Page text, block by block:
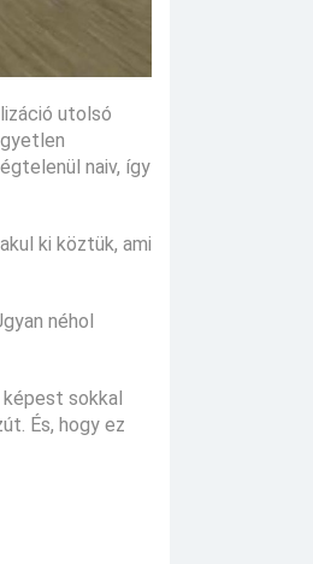
utolsó
naiv, így
ki köztük, ami
néhol
sokkal
És, hogy ez